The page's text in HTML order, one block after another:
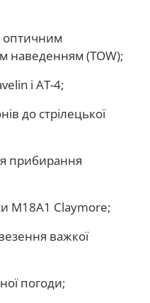
оптичним
наведенням (TOW);
і AT-4;
до стрілецької
прибирання
M18A1 Claymore;
важкої
погоди;